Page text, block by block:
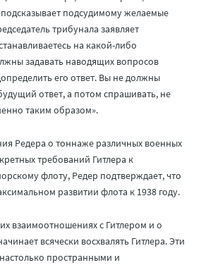
подсудимому желаемые
трибунала заявляет
на какой-либо
задавать наводящих вопросов
его ответ. Вы не должны
ответ, а потом спрашивать, не
таким образом».
Редера о тоннаже различных военных
требований Гитлера к
флоту, Редер подтверждает, что
развитии флота к 1938 году.
взаимоотношениях с Гитлером и о
всячески восхвалять Гитлера. Эти
пространными и